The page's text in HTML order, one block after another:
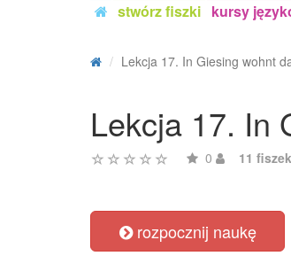
stwórz fiszki kursy
Lekcja 17. In Giesing wohnt
Lekcja 17. In
0 11 fiszek
rozpocznij naukę